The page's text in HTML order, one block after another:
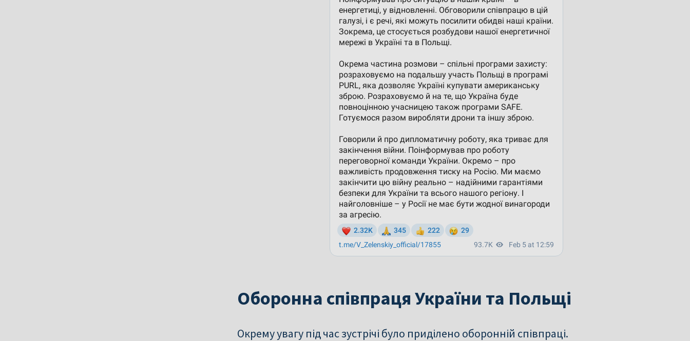
Оборонна співпраця України та Польщі
Окрему увагу під час зустрічі було приділено оборонній співпраці.